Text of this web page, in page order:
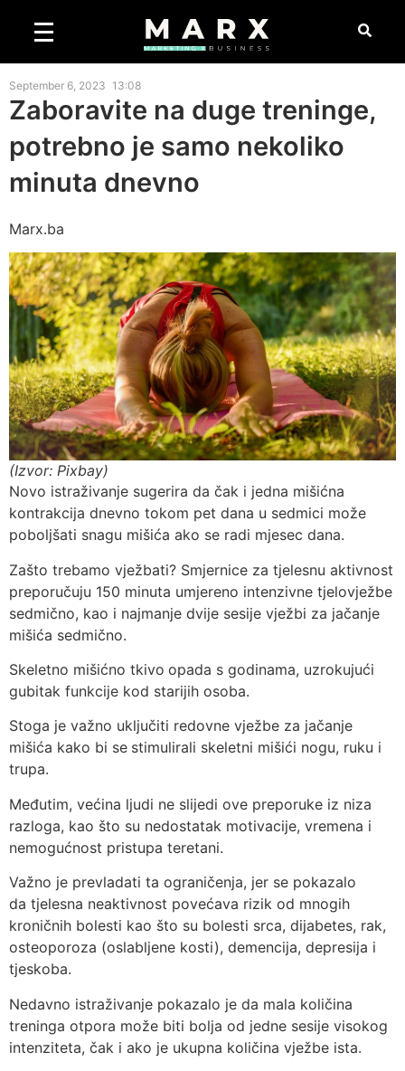
September 6, 2023 13:08
Zaboravite na duge treninge,
potrebno je samo nekoliko
minuta dnevno
Marx.ba
(Izvor: Pixbay)
Novo istraživanje sugerira da čak i jedna mišićna
kontrakcija dnevno tokom pet dana u sedmici može
poboljšati snagu mišića ako se radi mjesec dana.
Zašto trebamo vježbati? Smjernice za tjelesnu aktivnost
preporučuju 150 minuta umjereno intenzivne tjelovježbe
sedmično, kao i najmanje dvije sesije vježbi za jačanje
mišića sedmično.
Skeletno mišićno tkivo opada s godinama, uzrokujući
gubitak funkcije kod starijih osoba.
Stoga je važno uključiti redovne vježbe za jačanje
mišića kako bi se stimulirali skeletni mišići nogu, ruku i
trupa.
Međutim, većina ljudi ne slijedi ove preporuke iz niza
razloga, kao što su nedostatak motivacije, vremena i
nemogućnost pristupa teretani.
Važno je prevladati ta ograničenja, jer se pokazalo
da tjelesna neaktivnost povećava rizik od mnogih
kroničnih bolesti kao što su bolesti srca, dijabetes, rak,
osteoporoza (oslabljene kosti), demencija, depresija i
tjeskoba.
Nedavno istraživanje pokazalo je da mala količina
treninga otpora može biti bolja od jedne sesije visokog
intenziteta, čak i ako je ukupna količina vježbe ista.